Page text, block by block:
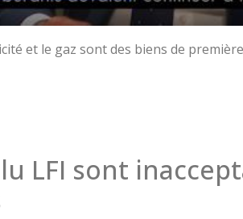
et le gaz sont des biens de
LFI sont